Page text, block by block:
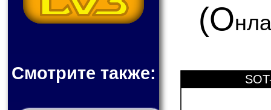
Смотрите также:
(О